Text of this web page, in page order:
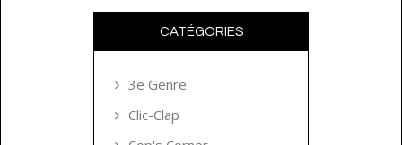
CATÉGORIES
3e Genre
Clic-Clap